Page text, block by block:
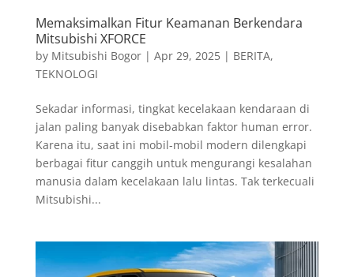
Memaksimalkan Fitur Keamanan Berkendara
Mitsubishi XFORCE
by Mitsubishi Bogor| Apr 29, 2025| BERITA,
TEKNOLOGI
Sekadar informasi, tingkat kecelakaan kendaraan di
jalan paling banyak disebabkan faktor human error.
Karena itu, saat ini mobil-mobil modern dilengkapi
berbagai fitur canggih untuk mengurangi kesalahan
manusia dalam kecelakaan lalu lintas. Tak terkecuali
Mitsubishi...